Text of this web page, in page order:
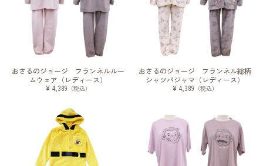
おさるのジョージ フランネルルー
ムウェア（レディース）
¥ 4,389 （税込）
おさるのジョージ フランネル総柄
シャツパジャマ（レディース）
¥ 4,389 （税込）